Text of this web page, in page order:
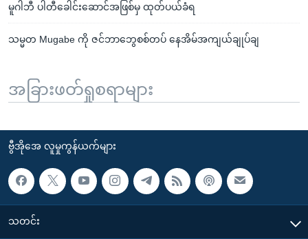
မူဂါဘီ ပါတီခေါင်းဆောင်အဖြစ်မှ ထုတ်ပယ်ခံရ
သမ္မတ Mugabe ကို ဇင်ဘာဘွေစစ်တပ် နေအိမ်အကျယ်ချုပ်ချ
အခြားဖတ်ရှုစရာများ
ဗွီအိုအေ လူမှုကွန်ယက်များ
သတင်း